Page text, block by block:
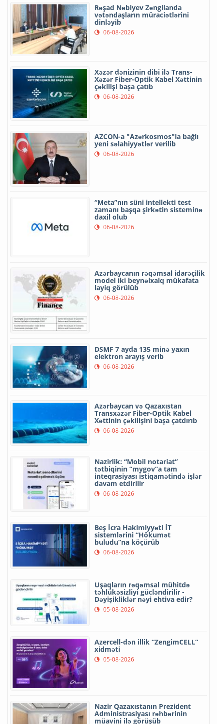
Rəşad Nəbiyev Zəngilanda
vətəndaşların müraciətlərini
dinləyib
06-08-2026
Xəzər dənizinin dibi ilə Trans-
Xəzər Fiber-Optik Kabel Xəttinin
çəkilişi başa çatıb
06-08-2026
AZCON-a "Azərkosmos"la bağlı
yeni səlahiyyətlər verilib
06-08-2026
“Meta”nın süni intellekti test
zamanı başqa şirkətin sisteminə
daxil olub
06-08-2026
Azərbaycanın rəqəmsal idarəçilik
model iki beynəlxalq mükafata
layiq görülüb
06-08-2026
DSMF 7 ayda 135 minə yaxın
elektron arayış verib
06-08-2026
Azərbaycan və Qazaxıstan
Transxəzər Fiber-Optik Kabel
Xəttinin çəkilişini başa çatdırıb
06-08-2026
Nazirlik: “Mobil notariat”
tətbiqinin “mygov”a tam
inteqrasiyası istiqamətində işlər
davam etdirilir
06-08-2026
Beş İcra Hakimiyyəti İT
sistemlərini “Hökumət
buludu”na köçürüb
06-08-2026
Uşaqların rəqəmsal mühitdə
təhlükəsizliyi gücləndirilir -
Dəyişikliklər nəyi ehtiva edir?
05-08-2026
Azercell-dən illik “ZengimCELL”
xidməti
05-08-2026
Nazir Qazaxıstanın Prezident
Administrasiyası rəhbərinin
müavini ilə görüşüb